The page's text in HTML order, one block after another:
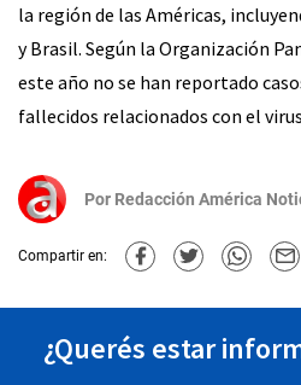
la región de las Américas,
y Brasil. Según la Organización
este año no se han reportado
fallecidos relacionados con el
Por Redacción América
Compartir en:
¿Querés estar